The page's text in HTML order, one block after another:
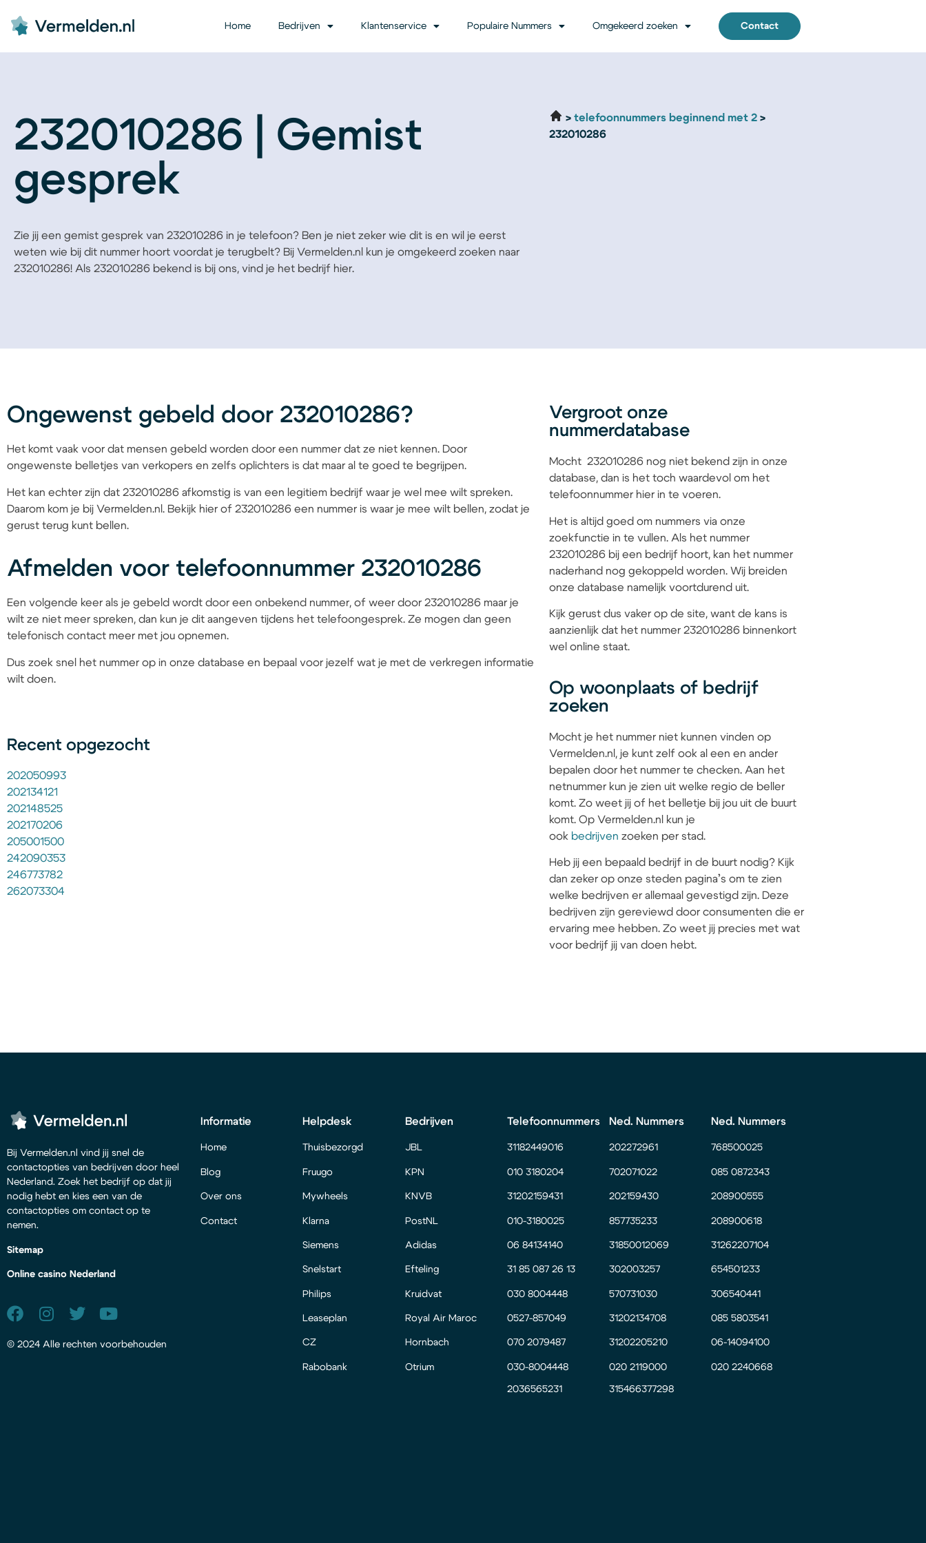
Home Bedrijven Klantenservice Populaire Nummers Omgekeerd zoeken Contact
232010286 | Gemist
gesprek
Zie jij een gemist gesprek van 232010286 in je telefoon? Ben je niet zeker wie dit is en wil je eerst
weten wie bij dit nummer hoort voordat je terugbelt? Bij Vermelden.nl kun je omgekeerd zoeken naar
232010286! Als 232010286 bekend is bij ons, vind je het bedrijf hier.
telefoonnummers beginnend met 2
232010286
Ongewenst gebeld door 232010286?
Het komt vaak voor dat mensen gebeld worden door een nummer dat ze niet kennen. Door
ongewenste belletjes van verkopers en zelfs oplichters is dat maar al te goed te begrijpen.
Het kan echter zijn dat 232010286 afkomstig is van een legitiem bedrijf waar je wel mee wilt spreken.
Daarom kom je bij Vermelden.nl. Bekijk hier of 232010286 een nummer is waar je mee wilt bellen, zodat je
gerust terug kunt bellen.
Afmelden voor telefoonnummer 232010286
Een volgende keer als je gebeld wordt door een onbekend nummer, of weer door 232010286 maar je
wilt ze niet meer spreken, dan kun je dit aangeven tijdens het telefoongesprek. Ze mogen dan geen
telefonisch contact meer met jou opnemen.
Dus zoek snel het nummer op in onze database en bepaal voor jezelf wat je met de verkregen informatie
wilt doen.
Recent opgezocht
202050993
202134121
202148525
202170206
205001500
242090353
246773782
262073304
Vergroot onze
nummerdatabase
Mocht 232010286 nog niet bekend zijn in onze
database, dan is het toch waardevol om het
telefoonnummer hier in te voeren.
Het is altijd goed om nummers via onze
zoekfunctie in te vullen. Als het nummer
232010286 bij een bedrijf hoort, kan het nummer
naderhand nog gekoppeld worden. Wij breiden
onze database namelijk voortdurend uit.
Kijk gerust dus vaker op de site, want de kans is
aanzienlijk dat het nummer 232010286 binnenkort
wel online staat.
Op woonplaats of bedrijf
zoeken
Mocht je het nummer niet kunnen vinden op
Vermelden.nl, je kunt zelf ook al een en ander
bepalen door het nummer te checken. Aan het
netnummer kun je zien uit welke regio de beller
komt. Zo weet jij of het belletje bij jou uit de buurt
komt. Op Vermelden.nl kun je
ook bedrijven zoeken per stad.
Heb jij een bepaald bedrijf in de buurt nodig? Kijk
dan zeker op onze steden pagina’s om te zien
welke bedrijven er allemaal gevestigd zijn. Deze
bedrijven zijn gereviewd door consumenten die er
ervaring mee hebben. Zo weet jij precies met wat
voor bedrijf jij van doen hebt.
Bij Vermelden.nl vind jij snel de
contactopties van bedrijven door heel
Nederland. Zoek het bedrijf op dat jij
nodig hebt en kies een van de
contactopties om contact op te
nemen.
Sitemap
Online casino Nederland
© 2024 Alle rechten voorbehouden
Informatie
Home
Blog
Over ons
Contact
Helpdesk
Thuisbezorgd
Fruugo
Mywheels
Klarna
Siemens
Snelstart
Philips
Leaseplan
CZ
Rabobank
Bedrijven
JBL
KPN
KNVB
PostNL
Adidas
Efteling
Kruidvat
Royal Air Maroc
Hornbach
Otrium
Telefoonnummers
31182449016
010 3180204
31202159431
010-3180025
06 84134140
31 85 087 26 13
030 8004448
0527-857049
070 2079487
030-8004448
2036565231
Ned. Nummers
202272961
702071022
202159430
857735233
31850012069
302003257
570731030
31202134708
31202205210
020 2119000
315466377298
Ned. Nummers
768500025
085 0872343
208900555
208900618
31262207104
654501233
306540441
085 5803541
06-14094100
020 2240668